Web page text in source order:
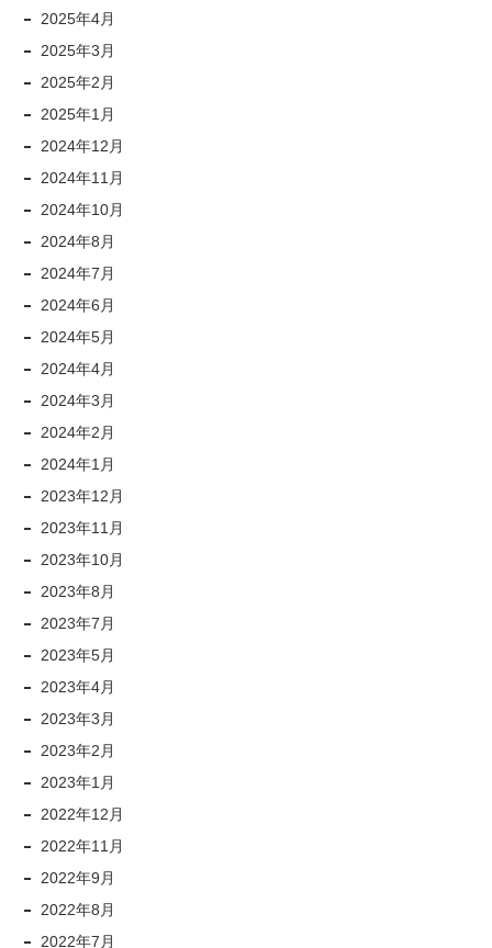
2025年4月
2025年3月
2025年2月
2025年1月
2024年12月
2024年11月
2024年10月
2024年8月
2024年7月
2024年6月
2024年5月
2024年4月
2024年3月
2024年2月
2024年1月
2023年12月
2023年11月
2023年10月
2023年8月
2023年7月
2023年5月
2023年4月
2023年3月
2023年2月
2023年1月
2022年12月
2022年11月
2022年9月
2022年8月
2022年7月